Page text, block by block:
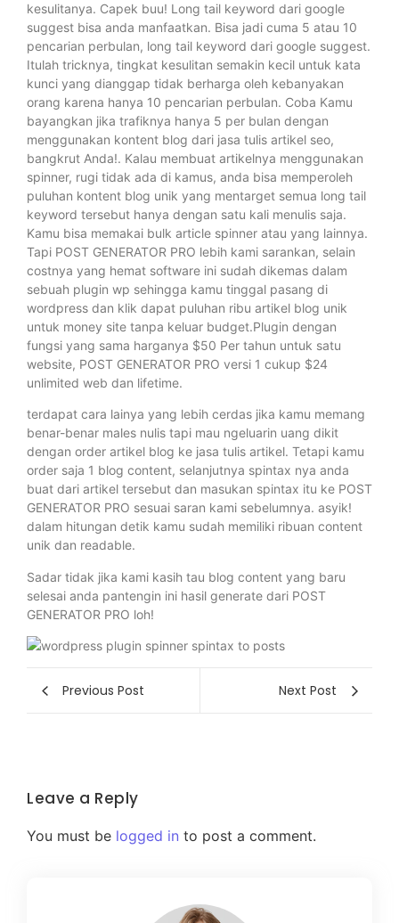
kesulitanya. Capek buu! Long tail keyword dari google
suggest bisa anda manfaatkan. Bisa jadi cuma 5 atau 10
pencarian perbulan, long tail keyword dari google suggest.
Itulah tricknya, tingkat kesulitan semakin kecil untuk kata
kunci yang dianggap tidak berharga oleh kebanyakan
orang karena hanya 10 pencarian perbulan. Coba Kamu
bayangkan jika trafiknya hanya 5 per bulan dengan
menggunakan kontent blog dari jasa tulis artikel seo,
bangkrut Anda!. Kalau membuat artikelnya menggunakan
spinner, rugi tidak ada di kamus, anda bisa memperoleh
puluhan kontent blog unik yang mentarget semua long tail
keyword tersebut hanya dengan satu kali menulis saja.
Kamu bisa memakai bulk article spinner atau yang lainnya.
Tapi POST GENERATOR PRO lebih kami sarankan, selain
costnya yang hemat software ini sudah dikemas dalam
sebuah plugin wp sehingga kamu tinggal pasang di
wordpress dan klik dapat puluhan ribu artikel blog unik
untuk money site tanpa keluar budget.Plugin dengan
fungsi yang sama harganya $50 Per tahun untuk satu
website, POST GENERATOR PRO versi 1 cukup $24
unlimited web dan lifetime.
terdapat cara lainya yang lebih cerdas jika kamu memang
benar-benar males nulis tapi mau ngeluarin uang dikit
dengan order artikel blog ke jasa tulis artikel. Tetapi kamu
order saja 1 blog content, selanjutnya spintax nya anda
buat dari artikel tersebut dan masukan spintax itu ke POST
GENERATOR PRO sesuai saran kami sebelumnya. asyik!
dalam hitungan detik kamu sudah memiliki ribuan content
unik dan readable.
Sadar tidak jika kami kasih tau blog content yang baru
selesai anda pantengin ini hasil generate dari POST
GENERATOR PRO loh!
Previous Post Next Post
Leave a Reply
You must be logged in to post a comment.